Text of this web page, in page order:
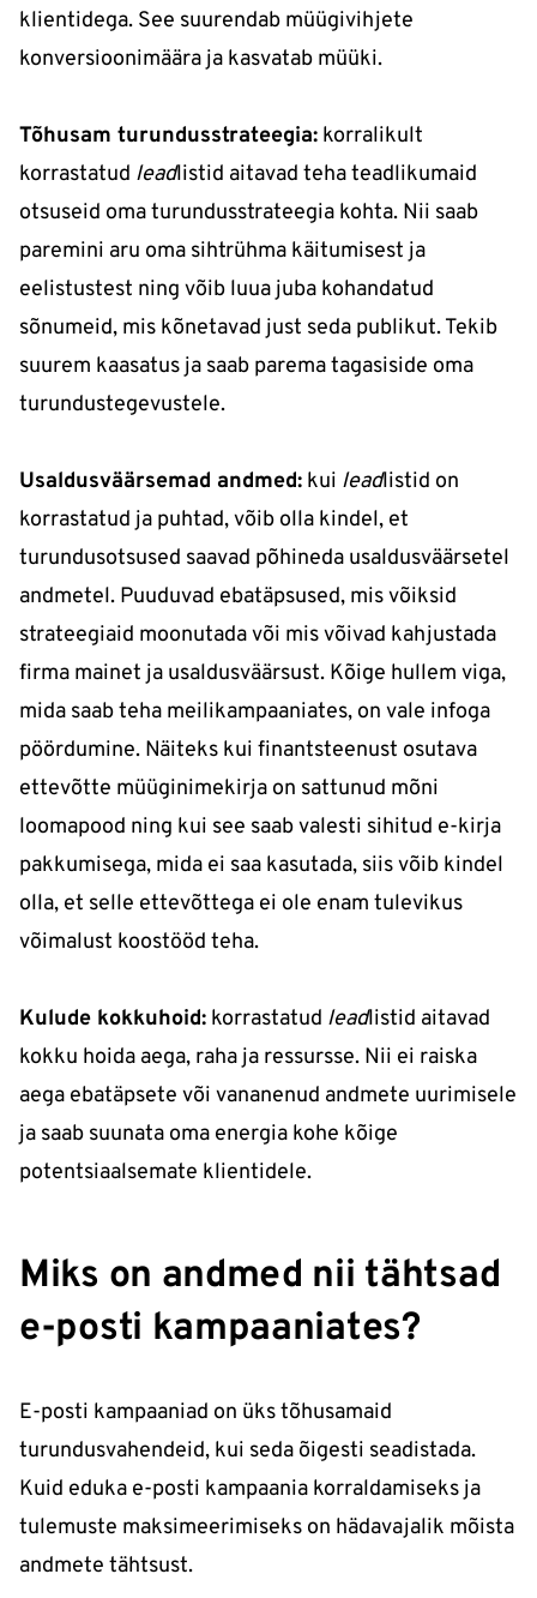
klientidega. See suurendab müügivihjete
konversioonimäära ja kasvatab müüki.
Tõhusam turundusstrateegia: korralikult
korrastatud leadlistid aitavad teha teadlikumaid
otsuseid oma turundusstrateegia kohta. Nii saab
paremini aru oma sihtrühma käitumisest ja
eelistustest ning võib luua juba kohandatud
sõnumeid, mis kõnetavad just seda publikut. Tekib
suurem kaasatus ja saab parema tagasiside oma
turundustegevustele.
Usaldusväärsemad andmed: kui leadlistid on
korrastatud ja puhtad, võib olla kindel, et
turundusotsused saavad põhineda usaldusväärsetel
andmetel. Puuduvad ebatäpsused, mis võiksid
strateegiaid moonutada või mis võivad kahjustada
firma mainet ja usaldusväärsust. Kõige hullem viga,
mida saab teha meilikampaaniates, on vale infoga
pöördumine. Näiteks kui finantsteenust osutava
ettevõtte müüginimekirja on sattunud mõni
loomapood ning kui see saab valesti sihitud e-kirja
pakkumisega, mida ei saa kasutada, siis võib kindel
olla, et selle ettevõttega ei ole enam tulevikus
võimalust koostööd teha.
Kulude kokkuhoid: korrastatud leadlistid aitavad
kokku hoida aega, raha ja ressursse. Nii ei raiska
aega ebatäpsete või vananenud andmete uurimisele
ja saab suunata oma energia kohe kõige
potentsiaalsemate klientidele.
Miks on andmed nii tähtsad
e-posti kampaaniates?
E-posti kampaaniad on üks tõhusamaid
turundusvahendeid, kui seda õigesti seadistada.
Kuid eduka e-posti kampaania korraldamiseks ja
tulemuste maksimeerimiseks on hädavajalik mõista
andmete tähtsust.